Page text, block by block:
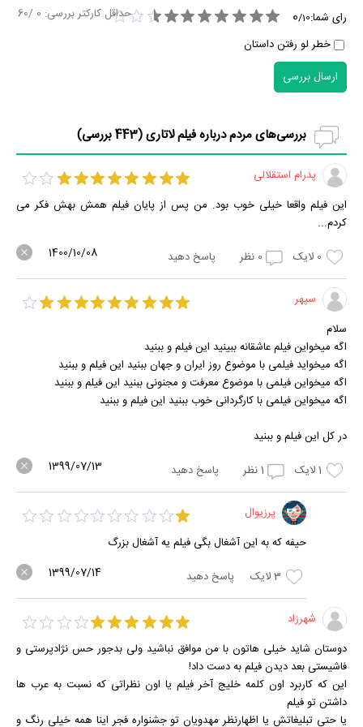
رای شما: 0/10
خطر لو رفتن داستان
حداقل کارکتر بررسی: 0
/60
ارسال بررسی
بررسی‌های مردم درباره فیلم لاتاری (443بررسی)
پدرام استقلالی
این فیلم واقعا خیلی خوب بود. من پس از پایان فیلم همش بهش فکر می
کردم...
0 لایک 0 نظر پاسخ دهید 1400/10/08
سپهر
سلام
اگه میخواین فیلم عاشقانه ببینید این فیلم و ببنید
اگه میخواید فیلمی با موضوع روز ایران و جهان ببنید این فیلم و ببنید
اگه میخواین فیلمی با موضوع معرفت و مجنونی ببنید این فیلم و ببنید
اگه میخواین فیلمی با کارگردانی خوب ببنید این فیلم و ببنید
در کل این فیلم و ببنید
1لایک 1نظر پاسخ دهید 1399/07/13
پرزیوال
حیفه که به این آشغال بگی فیلم یه آشغال بزرگ
3لایک پاسخ دهید 1399/07/14
شهرزاد
دوستان شاید خیلی هاتون با من موافق نباشید ولی بدجور حس نژادپرستی و
فاشیستی بعد دیدن فیلم به دست داد!
این که کاربرد اون کلمه خلیج آخر فیلم یا اون نظراتی که نسبت به عرب ها
داشتن تو فیلم
یا حتی تبلیغاتش یا اظهارنظر مهدویان تو جشنواره فجر اینا همه خیلی رنگ و